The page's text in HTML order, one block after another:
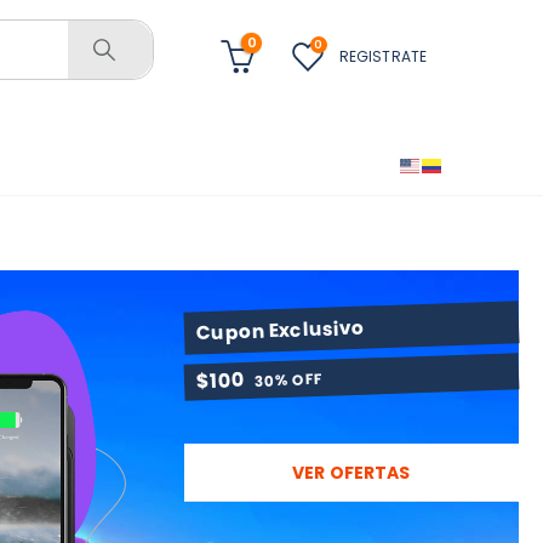
0 0
REGISTRATE
Cupon Exclusivo
$100 30% OFF
VER OFERTAS